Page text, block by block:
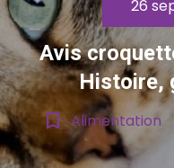
26
Avis
Histoire,
bookmark_border Alimentation